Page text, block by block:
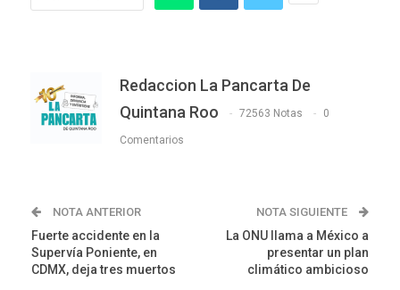
Redaccion La Pancarta De
Quintana Roo
72563 Notas 0
Comentarios
NOTA ANTERIOR
Fuerte accidente en la
Supervía Poniente, en
CDMX, deja tres muertos
NOTA SIGUIENTE
La ONU llama a México a
presentar un plan
climático ambicioso